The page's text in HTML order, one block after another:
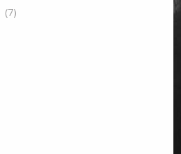
(7)